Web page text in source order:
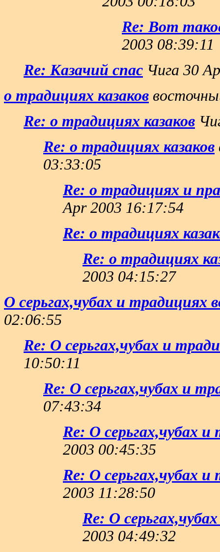
Re: Вот
2003 08:39:11
Re: Казачий спас Чига 30
о традициях казаков
Re: о традициях казаков
Re: о традициях казаков
03:33:05
Re: о традициях и
Apr 2003 16:17:54
Re: о традициях
Re: о традициях
2003 04:15:27
О серьгах,чубах и традициях
02:06:55
Re: О серьгах,чубах и
10:50:11
Re: О серьгах,чубах и
07:43:34
Re: О серьгах,чубах
2003 00:45:35
Re: О серьгах,чубах
2003 11:28:50
Re: О
2003 04:49:32